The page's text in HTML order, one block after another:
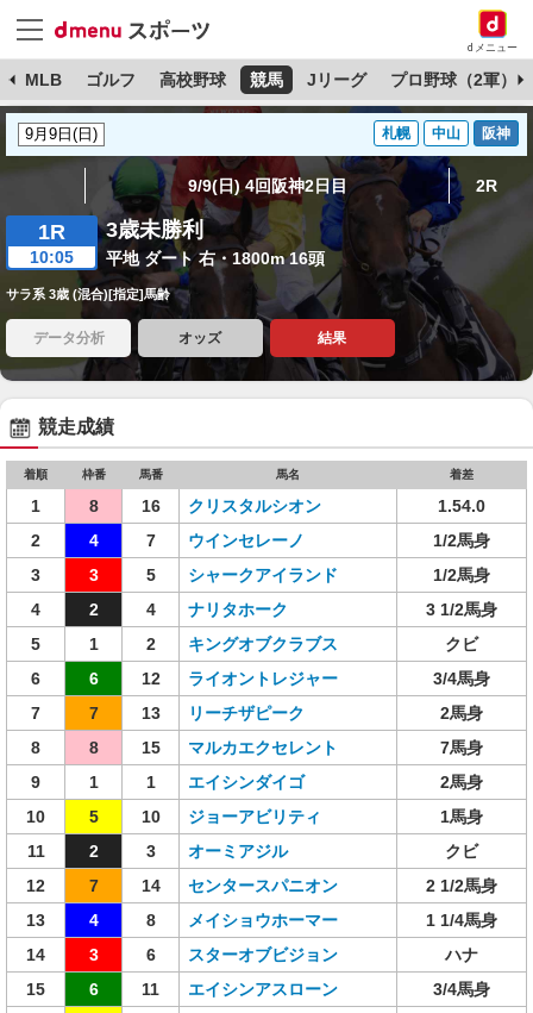
dメニュー
MLB ゴルフ 高校野球 競馬 Jリーグ プロ野球（2軍）
札幌 中山 阪神
9/9(日) 4回阪神2日目 2R
1R
10:05
3歳未勝利
平地 ダート 右・1800m 16頭
サラ系 3歳 (混合)[指定]馬齢
データ分析 オッズ 結果
競走成績
着順 枠番 馬番 馬名 着差
1 8 16 クリスタルシオン
1.54.0
2
4 7 ウインセレーノ
1/2馬身
3
3 5 シャークアイランド
1/2馬身
4
2 4 ナリタホーク
3 1/2馬身
5
1 2 キングオブクラブス
クビ
6
6 12 ライオントレジャー
3/4馬身
7
7 13 リーチザピーク
2馬身
8
8 15 マルカエクセレント
7馬身
9
1 1 エイシンダイゴ
2馬身
10
5 10 ジョーアビリティ
1馬身
11
2 3 オーミアジル
クビ
12
7 14 センタースパニオン
2 1/2馬身
13
4 8 メイショウホーマー
1 1/4馬身
14
3 6 スターオブビジョン
ハナ
15
6 11 エイシンアスローン
3/4馬身